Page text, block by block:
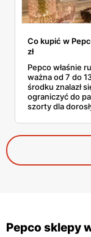
Co kupić w
zł
Pepco właśnie
ważna od 7 do
środku znalazł
ograniczyć do
szorty dla
zabawki,
wisienki.
co szkoda
dodatkowo
Pepco sklepy